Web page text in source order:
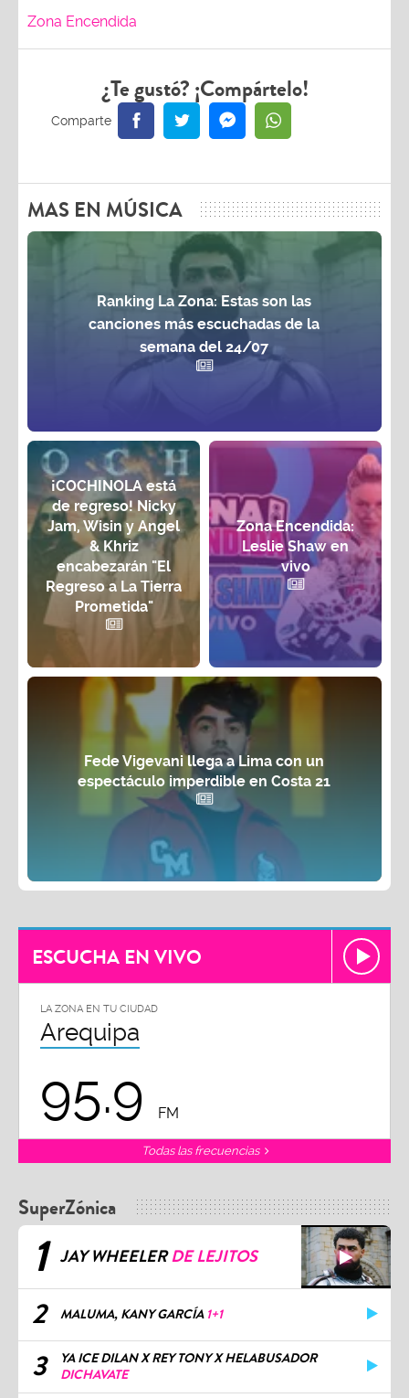
Zona Encendida
¿Te gustó? ¡Compártelo!
MAS EN MÚSICA
Ranking La Zona: Estas son las
canciones más escuchadas de la
semana del 24/07
¡COCHINOLA está
de regreso! Nicky
Jam, Wisin y Angel
& Khriz
encabezarán "El
Regreso a La Tierra
Prometida"
Zona Encendida:
Leslie Shaw en
vivo
Fede Vigevani llega a Lima con un
espectáculo imperdible en Costa 21
ESCUCHA EN VIVO
LA ZONA EN TU CIUDAD
Arequipa
95.9 FM
Todas las frecuencias
SuperZónica
1 JAY WHEELERDE LEJITOS
2 MALUMA, KANY GARCÍA 1+1
3
YA ICE DILAN X REY TONY X HELABUSADOR
DICHAVATE